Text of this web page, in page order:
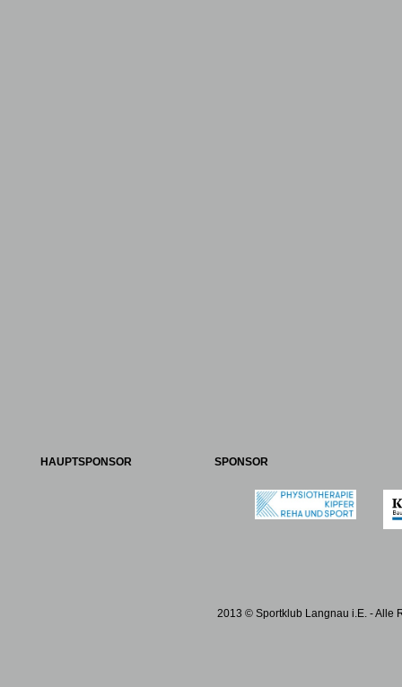
HAUPTSPONSOR SPONSOR
2013 © Sportklub Langnau i.E. - Alle